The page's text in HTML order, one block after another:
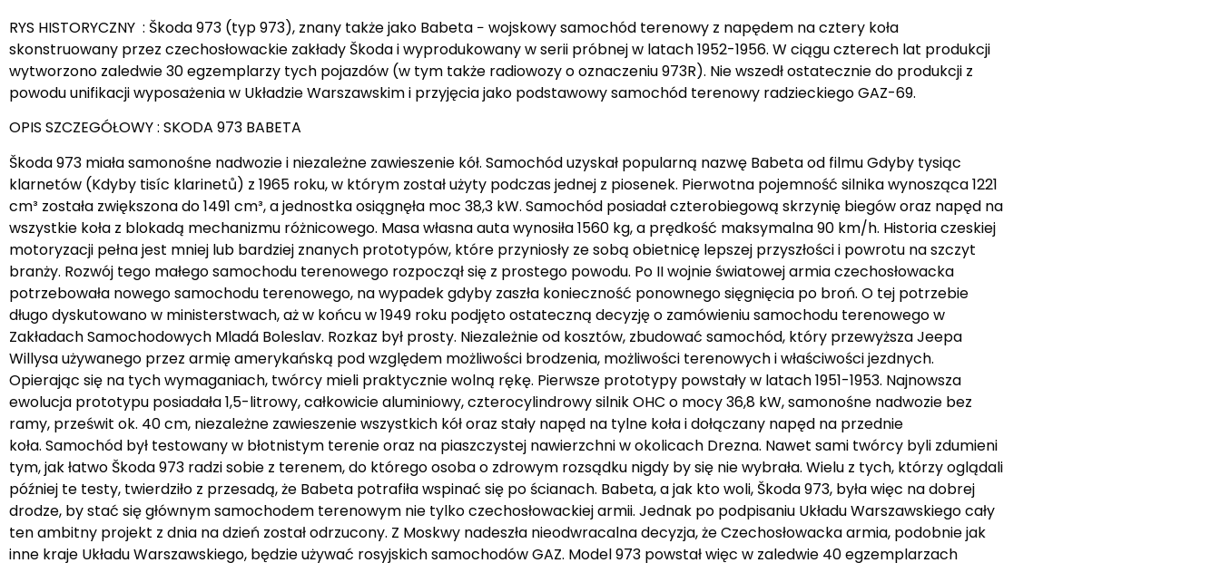
RYS HISTORYCZNY : Škoda 973 (typ 973), znany także jako Babeta − wojskowy samochód terenowy z napędem na cztery koła
skonstruowany przez czechosłowackie zakłady Škoda i wyprodukowany w serii próbnej w latach 1952-1956. W ciągu czterech lat produkcji
wytworzono zaledwie 30 egzemplarzy tych pojazdów (w tym także radiowozy o oznaczeniu 973R). Nie wszedł ostatecznie do produkcji z
powodu unifikacji wyposażenia w Układzie Warszawskim i przyjęcia jako podstawowy samochód terenowy radzieckiego GAZ-69.
OPIS SZCZEGÓŁOWY : SKODA 973 BABETA
Škoda 973 miała samonośne nadwozie i niezależne zawieszenie kół. Samochód uzyskał popularną nazwę Babeta od filmu Gdyby tysiąc
klarnetów (Kdyby tisíc klarinetů) z 1965 roku, w którym został użyty podczas jednej z piosenek. Pierwotna pojemność silnika wynosząca 1221
cm³ została zwiększona do 1491 cm³, a jednostka osiągnęła moc 38,3 kW. Samochód posiadał czterobiegową skrzynię biegów oraz napęd na
wszystkie koła z blokadą mechanizmu różnicowego. Masa własna auta wynosiła 1560 kg, a prędkość maksymalna 90 km/h. Historia czeskiej
motoryzacji pełna jest mniej lub bardziej znanych prototypów, które przyniosły ze sobą obietnicę lepszej przyszłości i powrotu na szczyt
branży. Rozwój tego małego samochodu terenowego rozpoczął się z prostego powodu. Po II wojnie światowej armia czechosłowacka
potrzebowała nowego samochodu terenowego, na wypadek gdyby zaszła konieczność ponownego sięgnięcia po broń. O tej potrzebie
długo dyskutowano w ministerstwach, aż w końcu w 1949 roku podjęto ostateczną decyzję o zamówieniu samochodu terenowego w
Zakładach Samochodowych Mladá Boleslav. Rozkaz był prosty. Niezależnie od kosztów, zbudować samochód, który przewyższa Jeepa
Willysa używanego przez armię amerykańską pod względem możliwości brodzenia, możliwości terenowych i właściwości jezdnych.
Opierając się na tych wymaganiach, twórcy mieli praktycznie wolną rękę. Pierwsze prototypy powstały w latach 1951-1953. Najnowsza
ewolucja prototypu posiadała 1,5-litrowy, całkowicie aluminiowy, czterocylindrowy silnik OHC o mocy 36,8 kW, samonośne nadwozie bez
ramy, prześwit ok. 40 cm, niezależne zawieszenie wszystkich kół oraz stały napęd na tylne koła i dołączany napęd na przednie
koła. Samochód był testowany w błotnistym terenie oraz na piaszczystej nawierzchni w okolicach Drezna. Nawet sami twórcy byli zdumieni
tym, jak łatwo Škoda 973 radzi sobie z terenem, do którego osoba o zdrowym rozsądku nigdy by się nie wybrała. Wielu z tych, którzy oglądali
później te testy, twierdziło z przesadą, że Babeta potrafiła wspinać się po ścianach. Babeta, a jak kto woli, Škoda 973, była więc na dobrej
drodze, by stać się głównym samochodem terenowym nie tylko czechosłowackiej armii. Jednak po podpisaniu Układu Warszawskiego cały
ten ambitny projekt z dnia na dzień został odrzucony. Z Moskwy nadeszła nieodwracalna decyzja, że Czechosłowacka armia, podobnie jak
inne kraje Układu Warszawskiego, będzie używać rosyjskich samochodów GAZ. Model 973 powstał więc w zaledwie 40 egzemplarzach